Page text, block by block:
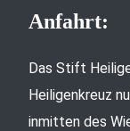
Anfahrt:
Das Stift
Heiligenkreuz
inmitten des